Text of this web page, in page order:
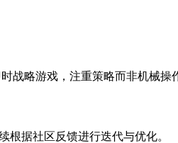
战略游戏，注重策略而非机械操
根据社区反馈进行迭代与优化。